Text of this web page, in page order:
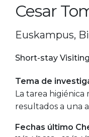
Cesar
Euskampus,
Short-stay
Tema de
La tarea higiénica
resultados a una
Fechas último